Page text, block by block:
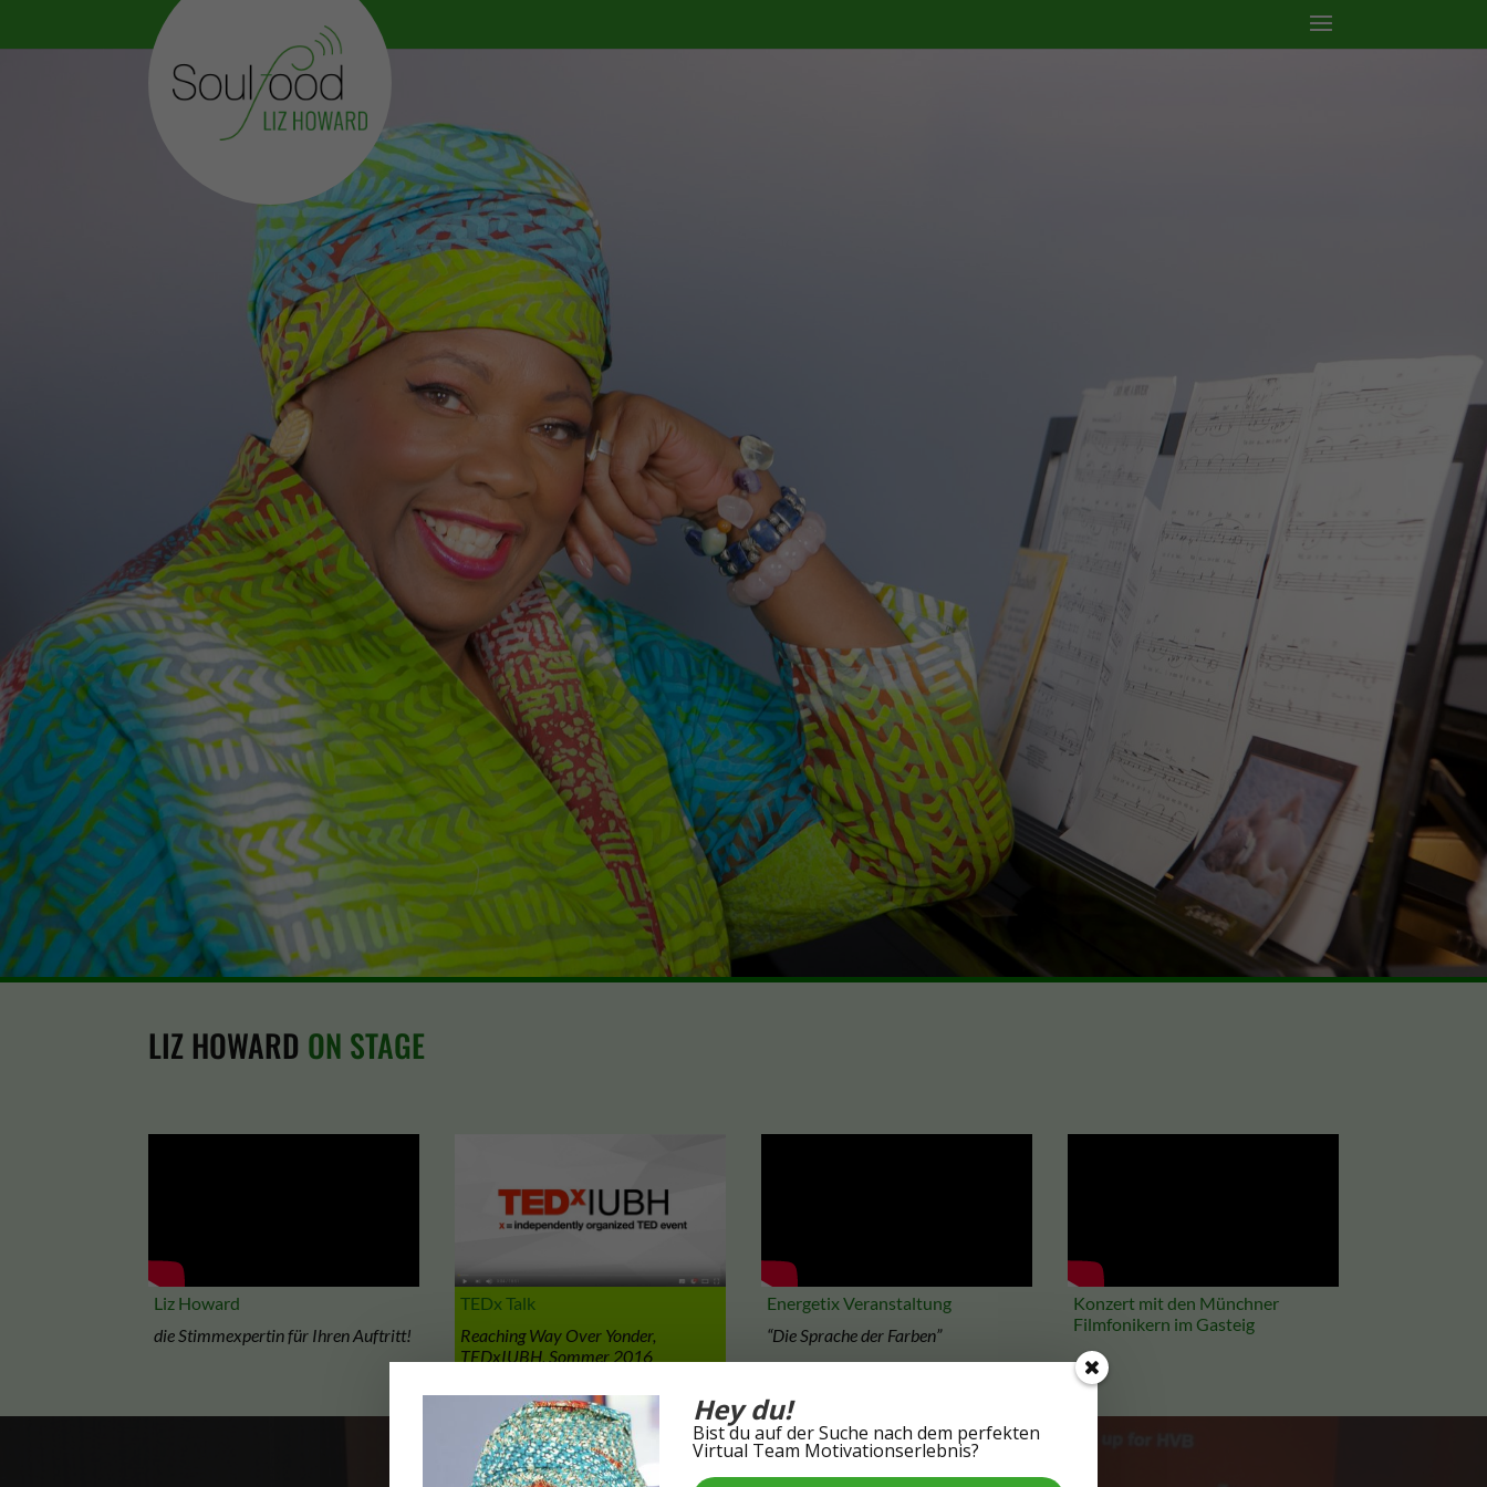
LIZ HOWARD ON STAGE
Liz Howard
die Stimmexpertin für Ihren Auftritt!
TEDx Talk
Reaching Way Over Yonder,
TEDxIUBH, Sommer 2016
Energetix Veranstaltung
“Die Sprache der Farben”
Konzert mit den Münchner
Filmfonikern im Gasteig
Hey du!
Bist du auf der Suche nach dem perfekten
Virtual Team Motivationserlebnis?